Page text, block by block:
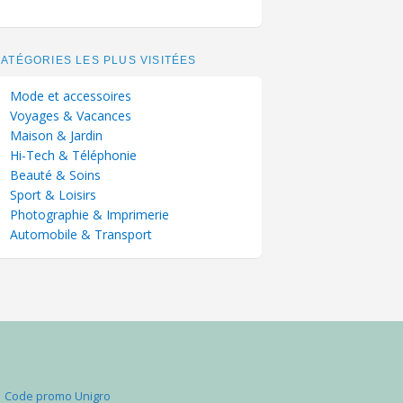
LES PLUS VISITÉES
Mode et accessoires
Voyages & Vacances
Maison & Jardin
Hi-Tech & Téléphonie
Beauté & Soins
Sport & Loisirs
Photographie & Imprimerie
Automobile & Transport
Code promo Unigro